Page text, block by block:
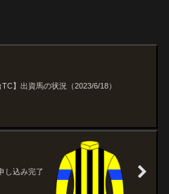
TC】出資馬の状況（2023/6/18）
し込み完了